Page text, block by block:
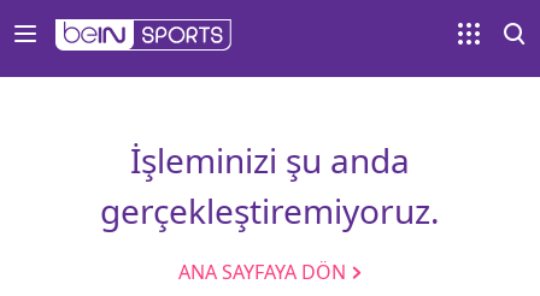
İşleminizi şu anda
gerçekleştiremiyoruz.
ANA SAYFAYA DÖN